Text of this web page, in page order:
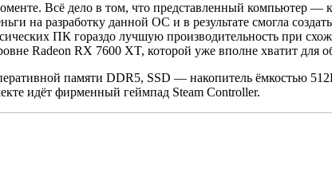
Всё дело в том, что представленный компьютер
на разработку данной ОС и в результате смогла
ПК гораздо лучшую производительность при
Radeon RX 7600 XT, которой уже вполне хватит для
памяти DDR5, SSD — накопитель ёмкостью
идёт фирменный геймпад Steam Controller.